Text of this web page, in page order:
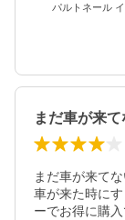
パルトネール
まだ車が来て
車が来た時に
ーでお得に購